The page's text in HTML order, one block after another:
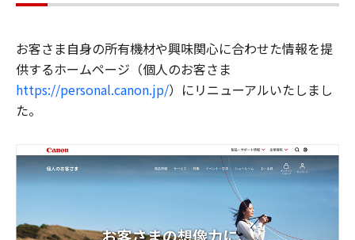
お客さま自身の所有機材や興味関心に合わせた情報を提
供するホームページ（個人のお客さま
https://personal.canon.jp/）にリニューアルいたしまし
た。